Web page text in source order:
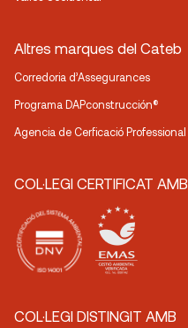
Altres marques del Cateb
Corredoria d’Assegurances
Programa DAPconstrucción®
Agencia de Cerficació Professional
COL·LEGI CERTIFICAT AMB
COL·LEGI DISTINGIT AMB